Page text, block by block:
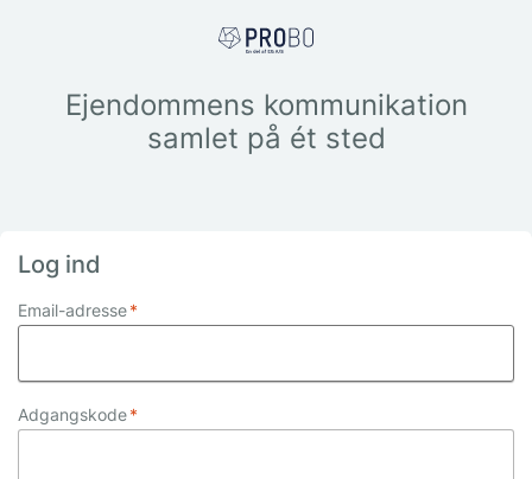
Ejendommens kommunikation
samlet på ét sted
Log ind
Email-adresse*
Adgangskode*